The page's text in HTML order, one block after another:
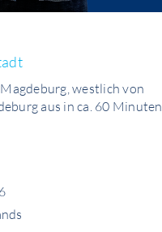
westlich von
aus in ca. 60 Minuten